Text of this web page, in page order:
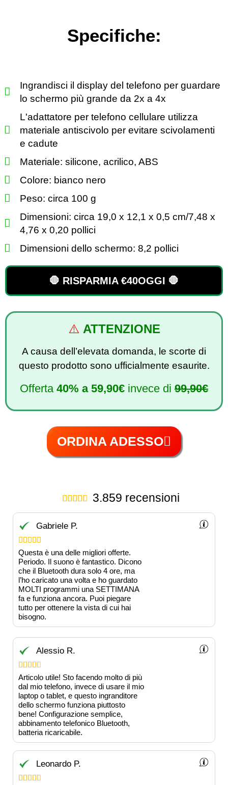
Specifiche:
Ingrandisci il display del telefono per guardare
lo schermo più grande da 2x a 4x
L'adattatore per telefono cellulare utilizza
materiale antiscivolo per evitare scivolamenti
e cadute
Materiale: silicone, acrilico, ABS
Colore: bianco nero
Peso: circa 100 g
Dimensioni: circa 19,0 x 12,1 x 0,5 cm/7,48 x
4,76 x 0,20 pollici
Dimensioni dello schermo: 8,2 pollici
🛑 RISPARMIA €40OGGI 🛑
⚠️ ATTENZIONE
A causa dell’elevata domanda, le scorte di
questo prodotto sono ufficialmente esaurite.
Offerta 40% a 59,90€ invece di 99,90€
ORDINA ADESSO
 3.859 recensioni
Gabriele P.
    
Questa è una delle migliori offerte.
Periodo. Il suono è fantastico. Dicono
che il Bluetooth dura solo 4 ore, ma
l’ho caricato una volta e ho guardato
MOLTI programmi una SETTIMANA
fa e funziona ancora. Puoi piegare
tutto per ottenere la vista di cui hai
bisogno.
Alessio R.
    
Articolo utile! Sto facendo molto di più
dal mio telefono, invece di usare il mio
laptop o tablet, e questo ingranditore
dello schermo funziona piuttosto
bene! Configurazione semplice,
abbinamento telefonico Bluetooth,
batteria ricaricabile.
Leonardo P.
    